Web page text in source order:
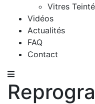
Vitres
Vidéos
Actualités
FAQ
Contact